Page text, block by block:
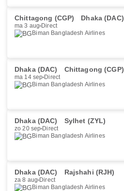
Chittagong (CGP) Dhaka (DAC)
ma 3 aug Direct
Biman Bangladesh Airlines
Dhaka (DAC) Chittagong (CGP)
ma 14 sep Direct
Biman Bangladesh Airlines
Dhaka (DAC) Sylhet (ZYL)
zo 20 sep Direct
Biman Bangladesh Airlines
Dhaka (DAC) Rajshahi (RJH)
za 8 aug Direct
Biman Bangladesh Airlines